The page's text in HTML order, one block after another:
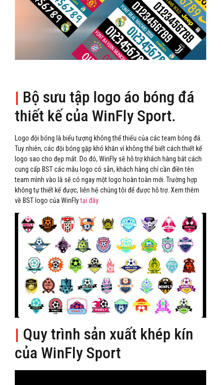
| Bộ sưu tập logo áo bóng đá
thiết kế của WinFly Sport.
Logo đội bóng là biểu tượng không thể thiếu của các team bóng đá.
Tuy nhiên, các đội bóng gặp khó khăn vì không thể biết cách thiết kế
logo sao cho đẹp mắt. Do đó, WinFly sẽ hỗ trợ khách hàng bắt cách
cung cấp BST các mẫu logo có sẵn, khách hàng chỉ cần điền tên
team mình vào là sẽ có ngay một logo hoàn toàn mới. Trường hợp
không tự thiết kế được, liên hệ chúng tôi để được hỗ trợ. Xem thêm
về BST logo của WinFlytại đây
| Quy trình sản xuất khép kín
của WinFly Sport